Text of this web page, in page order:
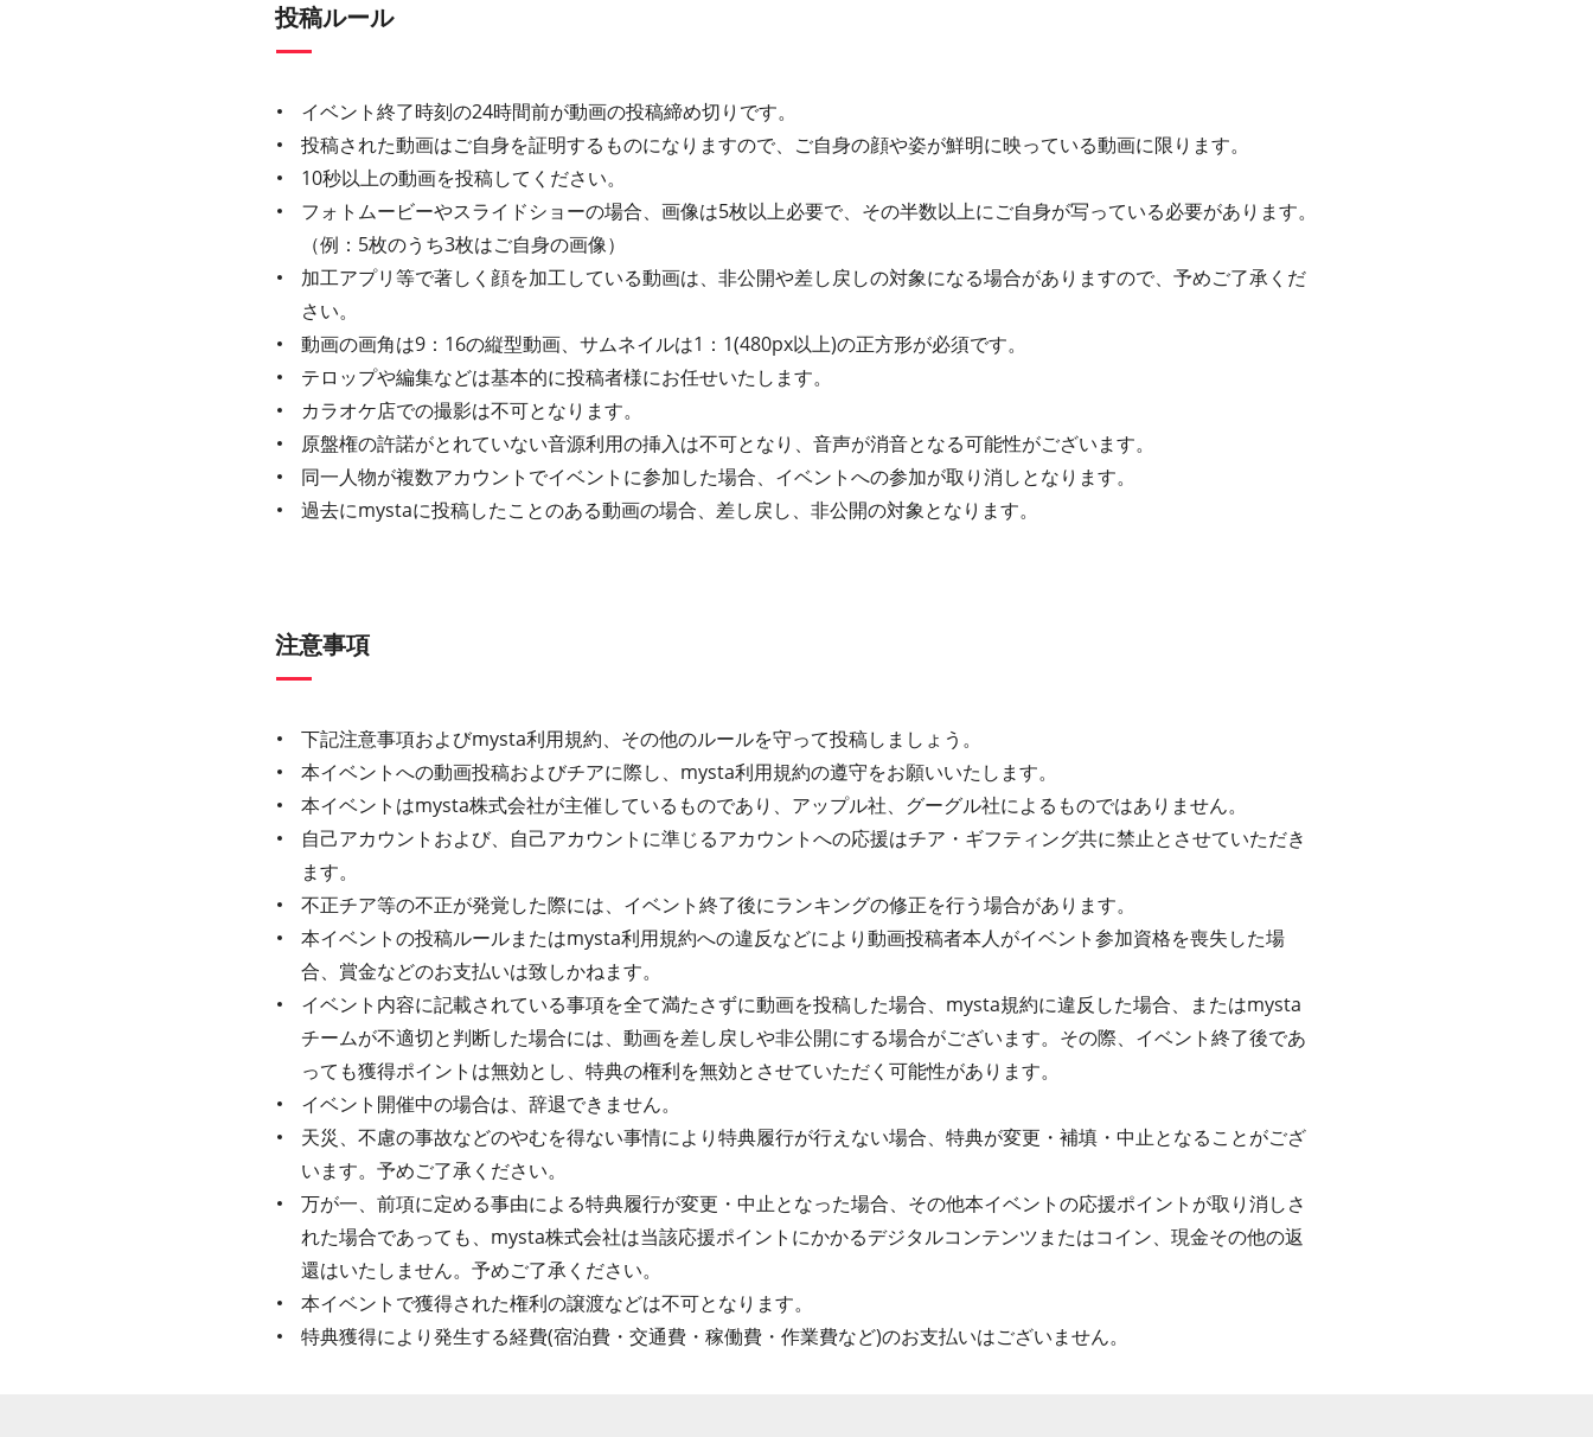
投稿ルール
イベント終了時刻の24時間前が動画の投稿締め切りです。
投稿された動画はご自身を証明するものになりますので、ご自身の顔や姿が鮮明に映っている動画に限ります。
10秒以上の動画を投稿してください。
フォトムービーやスライドショーの場合、画像は5枚以上必要で、その半数以上にご自身が写っている必要があります。
（例：5枚のうち3枚はご自身の画像）
加工アプリ等で著しく顔を加工している動画は、非公開や差し戻しの対象になる場合がありますので、予めご了承くだ
さい。
動画の画角は9：16の縦型動画、サムネイルは1：1(480px以上)の正方形が必須です。
テロップや編集などは基本的に投稿者様にお任せいたします。
カラオケ店での撮影は不可となります。
原盤権の許諾がとれていない音源利用の挿入は不可となり、音声が消音となる可能性がございます。
同一人物が複数アカウントでイベントに参加した場合、イベントへの参加が取り消しとなります。
過去にmystaに投稿したことのある動画の場合、差し戻し、非公開の対象となります。
注意事項
下記注意事項およびmysta利用規約、その他のルールを守って投稿しましょう。
本イベントへの動画投稿およびチアに際し、mysta利用規約の遵守をお願いいたします。
本イベントはmysta株式会社が主催しているものであり、アップル社、グーグル社によるものではありません。
自己アカウントおよび、自己アカウントに準じるアカウントへの応援はチア・ギフティング共に禁止とさせていただき
ます。
不正チア等の不正が発覚した際には、イベント終了後にランキングの修正を行う場合があります。
本イベントの投稿ルールまたはmysta利用規約への違反などにより動画投稿者本人がイベント参加資格を喪失した場
合、賞金などのお支払いは致しかねます。
イベント内容に記載されている事項を全て満たさずに動画を投稿した場合、mysta規約に違反した場合、またはmysta
チームが不適切と判断した場合には、動画を差し戻しや非公開にする場合がございます。その際、イベント終了後であ
っても獲得ポイントは無効とし、特典の権利を無効とさせていただく可能性があります。
イベント開催中の場合は、辞退できません。
天災、不慮の事故などのやむを得ない事情により特典履行が行えない場合、特典が変更・補填・中止となることがござ
います。予めご了承ください。
万が一、前項に定める事由による特典履行が変更・中止となった場合、その他本イベントの応援ポイントが取り消しさ
れた場合であっても、mysta株式会社は当該応援ポイントにかかるデジタルコンテンツまたはコイン、現金その他の返
還はいたしません。予めご了承ください。
本イベントで獲得された権利の譲渡などは不可となります。
特典獲得により発生する経費(宿泊費・交通費・稼働費・作業費など)のお支払いはございません。